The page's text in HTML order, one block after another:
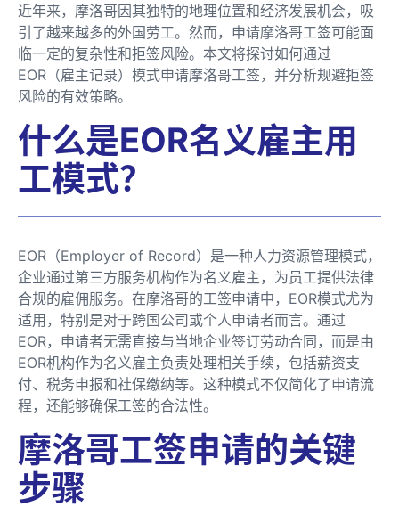
近年来，摩洛哥因其独特的地理位置和经济发展机会，吸
引了越来越多的外国劳工。然而，申请摩洛哥工签可能面
临一定的复杂性和拒签风险。本文将探讨如何通过
EOR（雇主记录）模式申请摩洛哥工签，并分析规避拒签
风险的有效策略。
什么是EOR名义雇主用
工模式？
EOR（Employer of Record）是一种人力资源管理模式，
企业通过第三方服务机构作为名义雇主，为员工提供法律
合规的雇佣服务。在摩洛哥的工签申请中，EOR模式尤为
适用，特别是对于跨国公司或个人申请者而言。通过
EOR，申请者无需直接与当地企业签订劳动合同，而是由
EOR机构作为名义雇主负责处理相关手续，包括薪资支
付、税务申报和社保缴纳等。这种模式不仅简化了申请流
程，还能够确保工签的合法性。
摩洛哥工签申请的关键
步骤